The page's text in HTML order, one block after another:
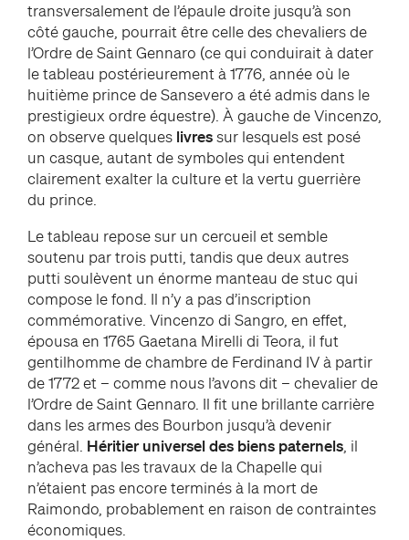
transversalement de l’épaule droite jusqu’à son
côté gauche, pourrait être celle des chevaliers de
l’Ordre de Saint Gennaro (ce qui conduirait à dater
le tableau postérieurement à 1776, année où le
huitième prince de Sansevero a été admis dans le
prestigieux ordre équestre). À gauche de Vincenzo,
on observe quelques livressur lesquels est posé
un casque, autant de symboles qui entendent
clairement exalter la culture et la vertu guerrière
du prince.
Le tableau repose sur un cercueil et semble
soutenu par trois putti, tandis que deux autres
putti soulèvent un énorme manteau de stuc qui
compose le fond. Il n’y a pas d’inscription
commémorative. Vincenzo di Sangro, en effet,
épousa en 1765 Gaetana Mirelli di Teora, il fut
gentilhomme de chambre de Ferdinand IV à partir
de 1772 et – comme nous l’avons dit – chevalier de
l’Ordre de Saint Gennaro. Il fit une brillante carrière
dans les armes des Bourbon jusqu’à devenir
général. Héritier universel des biens paternels, il
n’acheva pas les travaux de la Chapelle qui
n’étaient pas encore terminés à la mort de
Raimondo, probablement en raison de contraintes
économiques.